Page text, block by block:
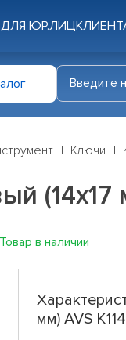
ДЛЯ ЮР.ЛИЦ
Ключи
(14х17
Товар в наличии
мм) AVS